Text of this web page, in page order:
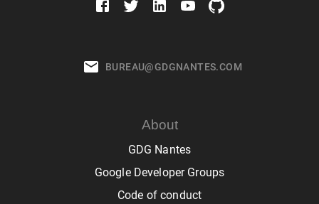
BUREAU@GDGNANTES.COM
About
GDG Nantes
Google Developer Groups
Code of conduct